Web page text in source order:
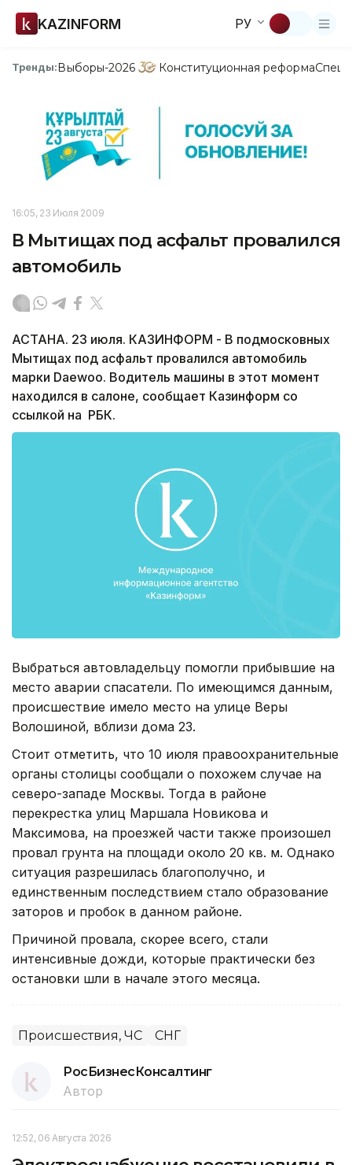
KAZINFORM РУ
Тренды:Выборы-2026 Конституционная реформа
16:05, 23 Июля 2009
В Мытищах под асфальт провалился
автомобиль
АСТАНА. 23 июля. КАЗИНФОРМ - В подмосковных
Мытищах под асфальт провалился автомобиль
марки Daewoo. Водитель машины в этот момент
находился в салоне, сообщает Казинформ со
ссылкой на РБК.
Выбраться автовладельцу помогли прибывшие на
место аварии спасатели. По имеющимся данным,
происшествие имело место на улице Веры
Волошиной, вблизи дома 23.
Стоит отметить, что 10 июля правоохранительные
органы столицы сообщали о похожем случае на
северо-западе Москвы. Тогда в районе
перекрестка улиц Маршала Новикова и
Максимова, на проезжей части также произошел
провал грунта на площади около 20 кв. м. Однако
ситуация разрешилась благополучно, и
единственным последствием стало образование
заторов и пробок в данном районе.
Причиной провала, скорее всего, стали
интенсивные дожди, которые практически без
остановки шли в начале этого месяца.
Происшествия, ЧС СНГ
РосБизнесКонсалтинг
Автор
12:52, 06 Августа 2026